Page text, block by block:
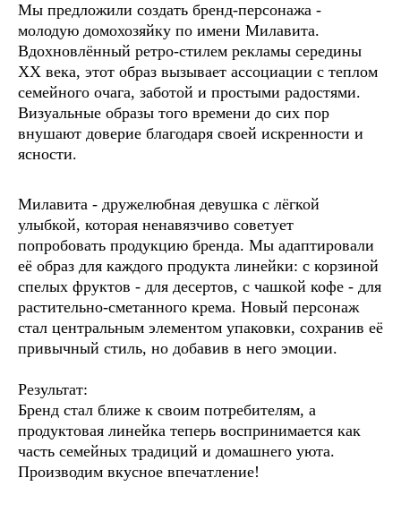
Мы предложили создать бренд-персонажа -
молодую домохозяйку по имени Милавита.
Вдохновлённый ретро-стилем рекламы середины
XX века, этот образ вызывает ассоциации с теплом
семейного очага, заботой и простыми радостями.
Визуальные образы того времени до сих пор
внушают доверие благодаря своей искренности и
ясности.
Милавита - дружелюбная девушка с лёгкой
улыбкой, которая ненавязчиво советует
попробовать продукцию бренда. Мы адаптировали
её образ для каждого продукта линейки: с корзиной
спелых фруктов - для десертов, с чашкой кофе - для
растительно-сметанного крема. Новый персонаж
стал центральным элементом упаковки, сохранив её
привычный стиль, но добавив в него эмоции.
Результат:
Бренд стал ближе к своим потребителям, а
продуктовая линейка теперь воспринимается как
часть семейных традиций и домашнего уюта.
Производим вкусное впечатление!